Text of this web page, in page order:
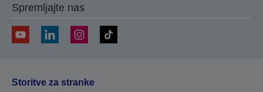
Spremljajte nas
Storitve za stranke